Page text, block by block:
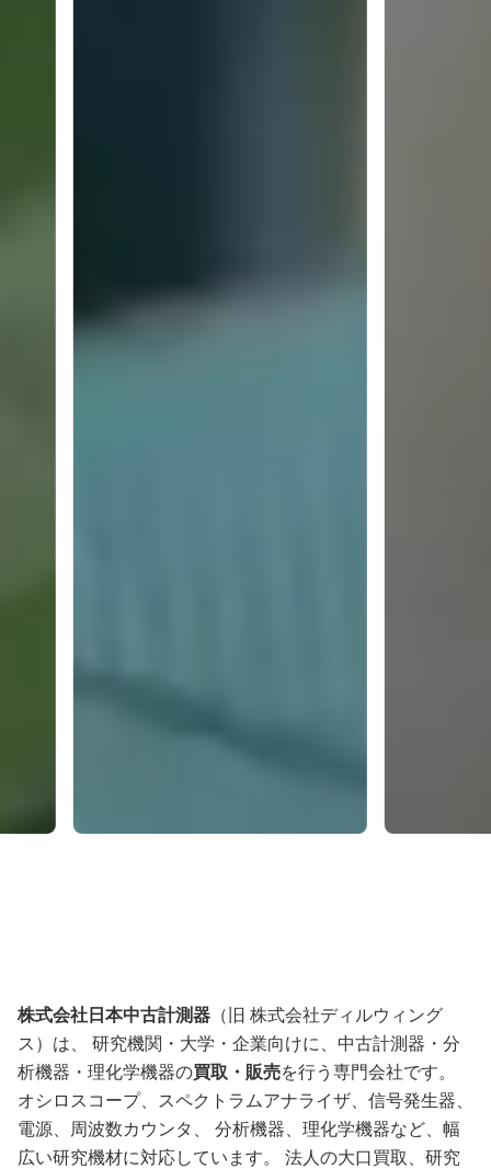
株式会社日本中古計測器 （旧 株式会社ディルウィング
ス）は、 研究機関・大学・企業向けに、中古計測器・分
析機器・理化学機器の買取・販売を行う専門会社です。
オシロスコープ、スペクトラムアナライザ、信号発生器、
電源、周波数カウンタ、 分析機器、理化学機器など、幅
広い研究機材に対応しています。 法人の大口買取、研究